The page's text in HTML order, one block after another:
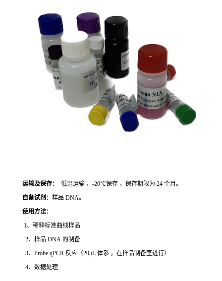
运输及保存：
低温运输 ，-20℃保存 ，保存期限为 24 个月。
自备试剂： 样品 DNA。
使用方法：
1、稀释标准曲线样品
2、样品 DNA 的制备
3、Probe qPCR 反应（20μL 体系 ，在样品制备室进行）
4、数据处理